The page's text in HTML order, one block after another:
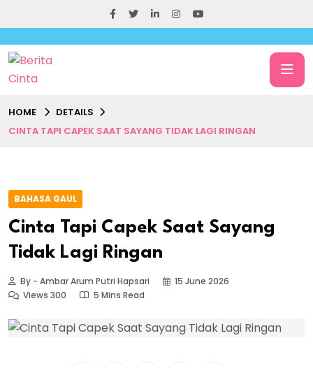
HOME
DETAILS
CINTA TAPI CAPEK SAAT SAYANG TIDAK LAGI RINGAN
BAHASA GAUL
Cinta Tapi Capek Saat Sayang
Tidak Lagi Ringan
By - Ambar Arum Putri Hapsari
15 June 2026
Views 300
5 Mins Read